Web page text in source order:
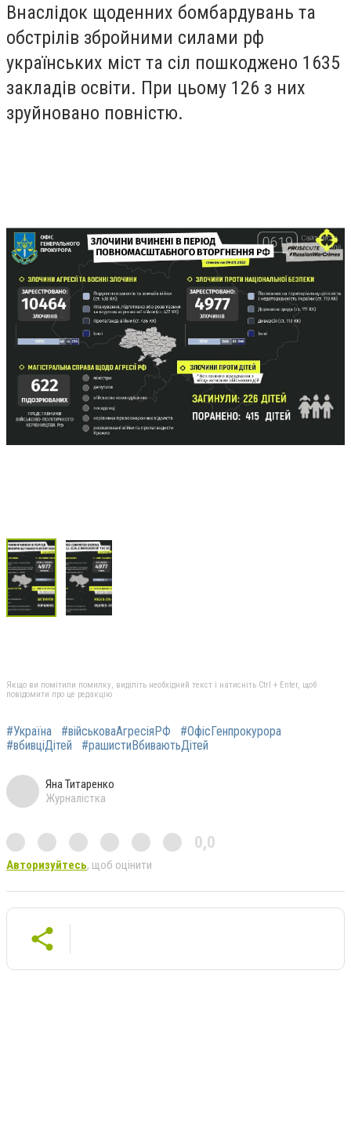
Внаслідок щоденних бомбардувань та
обстрілів збройними силами рф
українських міст та сіл пошкоджено 1635
закладів освіти. При цьому 126 з них
зруйновано повністю.
Якщо ви помітили помилку, виділіть необхідний текст і натисніть Ctrl + Enter, щоб
повідомити про це редакцію
#Україна #військоваАгресіяРФ
#ОфісГенпрокурора
#вбивціДітей
#рашистиВбиваютьДітей
Яна Титаренко
Журналістка
0,0
Авторизуйтесь, щоб оцінити